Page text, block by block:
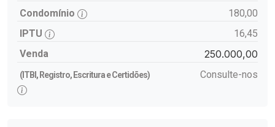
Condomínio
180,00
IPTU
16,45
Venda
250.000,00
(ITBI, Registro, Escritura e Certidões) Consulte-nos